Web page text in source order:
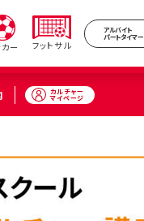
（武蔵野市）
カー フットサル
アルバイト
パートタイマー
カルチャー
マイページ